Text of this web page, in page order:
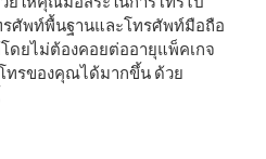
รศัพท์พื้นฐานและโทรศัพท์มือถือ
ดยไม่ต้องคอยต่ออายุแพ็คเกจ
ทรของคุณได้มากขึ้น ด้วย